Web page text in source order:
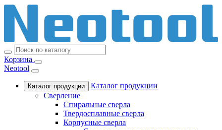
Корзина
Neotool
Каталог продукции
Каталог продукции
Сверление
Спиральные сверла
Твердосплавные сверла
Корпусные сверла